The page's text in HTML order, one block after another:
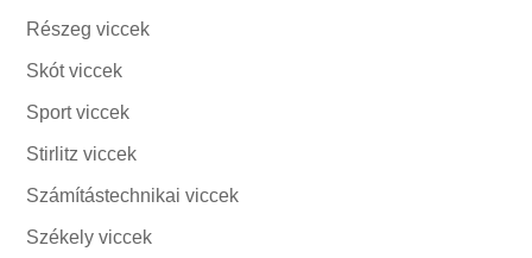
Részeg viccek
Skót viccek
Sport viccek
Stirlitz viccek
Számítástechnikai viccek
Székely viccek